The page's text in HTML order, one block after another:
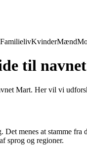
FamilielivKvinderMænd
til
Mart. Her vil vi
Det menes at stamme
sprog og regioner.